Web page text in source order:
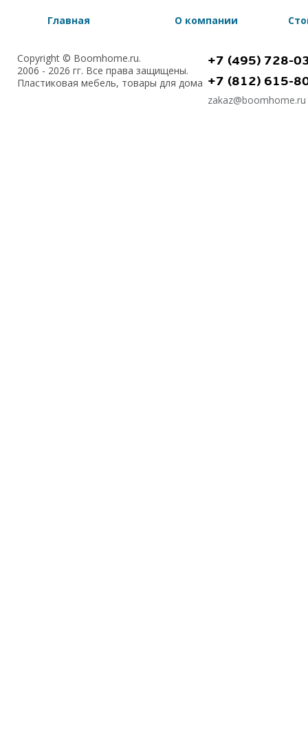
Главная О компании
Copyright © Boomhome.ru.
2006 - 2026 гг. Все права защищены.
Пластиковая мебель, товары для дома
+7 (495) 728-
+7 (812) 615-
zakaz@boomhome.ru